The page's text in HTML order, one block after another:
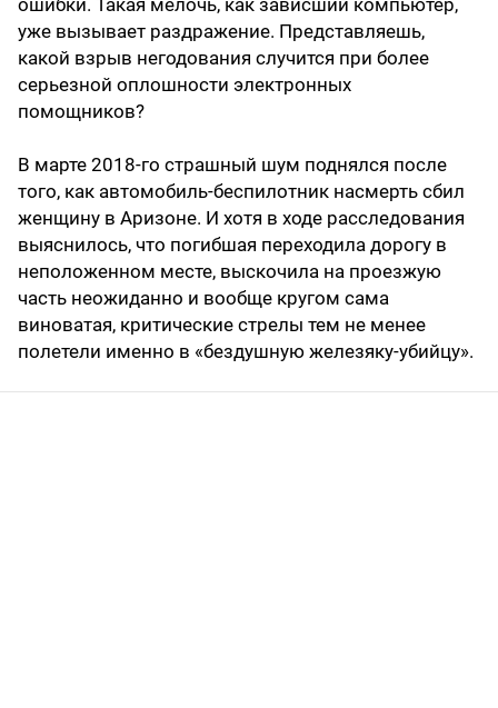
уже вызывает раздражение. Представляешь,
какой взрыв негодования случится при более
серьезной оплошности электронных
помощников?
В марте 2018-го страшный шум поднялся после
того, как автомобиль-беспилотник насмерть сбил
женщину в Аризоне. И хотя в ходе расследования
выяснилось, что погибшая переходила дорогу в
неположенном месте, выскочила на проезжую
часть неожиданно и вообще кругом сама
виноватая, критические стрелы тем не менее
полетели именно в «бездушную железяку-убийцу».